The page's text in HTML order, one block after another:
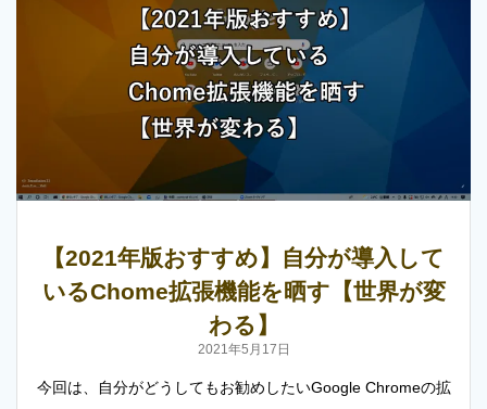
【2021年版おすすめ】自分が導入して
いるChome拡張機能を晒す【世界が変
わる】
2021年5月17日
今回は、自分がどうしてもお勧めしたいGoogle Chromeの拡